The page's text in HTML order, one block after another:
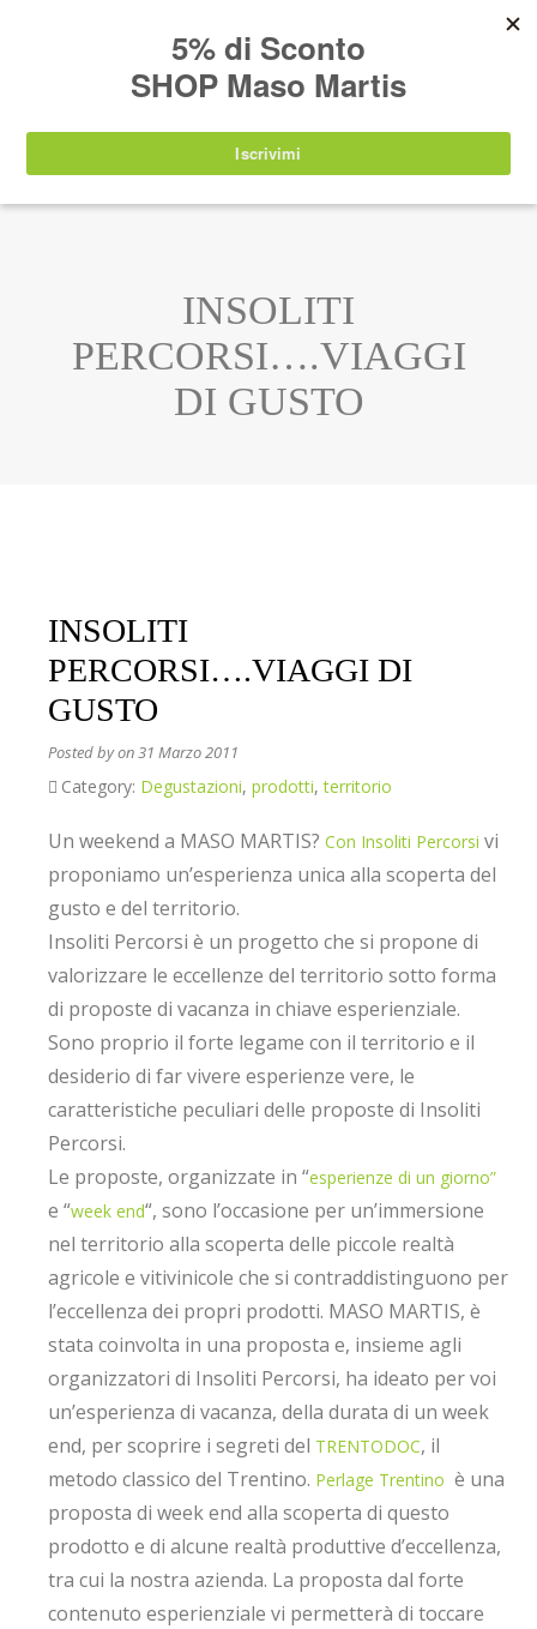
IT EN DE SHOP
INSOLITI
PERCORSI….VIAGGI
DI GUSTO
INSOLITI
PERCORSI….VIAGGI DI
GUSTO
Posted byon 31 Marzo 2011
Category: Degustazioni, prodotti,territorio
Un weekend a MASO MARTIS? Con Insoliti Percorsi vi
proponiamo un’esperienza unica alla scoperta del
gusto e del territorio.
Insoliti Percorsi è un progetto che si propone di
valorizzare le eccellenze del territorio sotto forma
di proposte di vacanza in chiave esperienziale.
Sono proprio il forte legame con il territorio e il
desiderio di far vivere esperienze vere, le
caratteristiche peculiari delle proposte di Insoliti
Percorsi.
Le proposte, organizzate in “esperienze di un giorno”
e “week end“, sono l’occasione per un’immersione
nel territorio alla scoperta delle piccole realtà
agricole e vitivinicole che si contraddistinguono per
l’eccellenza dei propri prodotti. MASO MARTIS, è
stata coinvolta in una proposta e, insieme agli
organizzatori di Insoliti Percorsi, ha ideato per voi
un’esperienza di vacanza, della durata di un week
end, per scoprire i segreti del TRENTODOC, il
metodo classico del Trentino. Perlage Trentino è una
proposta di week end alla scoperta di questo
prodotto e di alcune realtà produttive d’eccellenza,
tra cui la nostra azienda. La proposta dal forte
contenuto esperienziale vi permetterà di toccare
nuovamente disponibili a partire da
agosto 2026.